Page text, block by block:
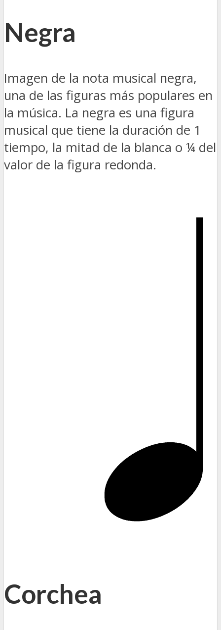
Negra
Imagen de la nota musical negra,
una de las figuras más populares en
la música. La negra es una figura
musical que tiene la duración de 1
tiempo, la mitad de la blanca o ¼ del
valor de la figura redonda.
Corchea